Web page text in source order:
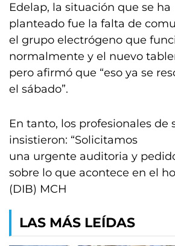
Edelap, la situación que se ha
planteado fue la falta de
el grupo electrógeno que
normalmente y el nuevo
pero afirmó que “eso ya se
el sábado”.
En tanto, los profesionales de
insistieron: “Solicitamos
una urgente auditoria y
sobre lo que acontece en el
(DIB) MCH
LAS MÁS LEÍDAS